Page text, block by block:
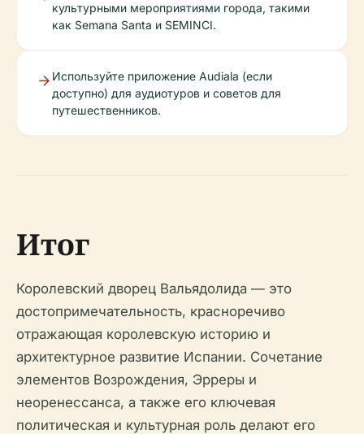
культурными мероприятиями города, такими
как Semana Santa и SEMINCI.
Используйте приложение Audiala (если
доступно) для аудиотуров и советов для
путешественников.
Итог
Королевский дворец Вальядолида — это
достопримечательность, красноречиво
отражающая королевскую историю и
архитектурное развитие Испании. Сочетание
элементов Возрождения, Эрреры и
неоренессанса, а также его ключевая
политическая и культурная роль делают его